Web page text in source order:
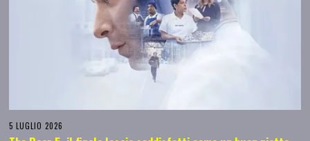
5 LUGLIO 2026